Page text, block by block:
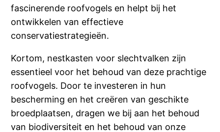
fascinerende roofvogels en helpt bij het
ontwikkelen van effectieve
conservatiestrategieën.
Kortom, nestkasten voor slechtvalken zijn
essentieel voor het behoud van deze prachtige
roofvogels. Door te investeren in hun
bescherming en het creëren van geschikte
broedplaatsen, dragen we bij aan het behoud
van biodiversiteit en het behoud van onze